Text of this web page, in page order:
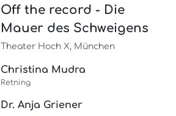
Off the record - Die
Mauer des Schweigens
Theater Hoch X, München
Christina Mudra
Retning
Dr. Anja Griener